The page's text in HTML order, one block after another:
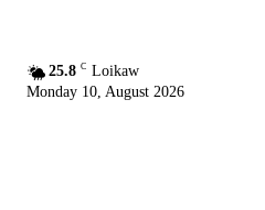
25.8 C Loikaw
Monday 10, August 2026